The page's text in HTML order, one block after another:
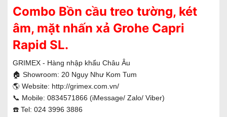
Combo Bồn cầu treo tường, két
âm, mặt nhấn xả Grohe Capri
Rapid SL.
GRIMEX - Hàng nhập khẩu Châu Âu
🏠 Showroom: 20 Ngụy Như Kom Tum
🌎 Website: http://grimex.com.vn/
📞 Mobile: 0834571866 (iMessage/ Zalo/ Viber)
☎️ Tel: 024 3996 3886